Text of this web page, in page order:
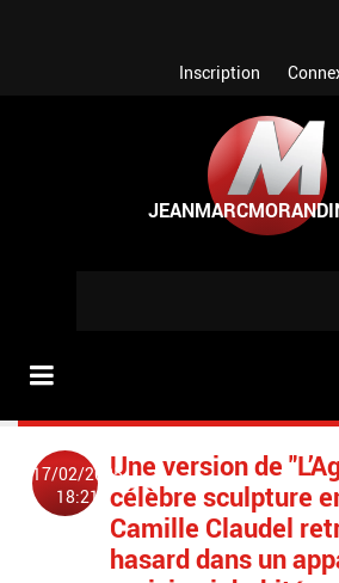
Inscription
17/02/2025
18:21
Une version de
célèbre sculpture
Camille Claudel
hasard dans un